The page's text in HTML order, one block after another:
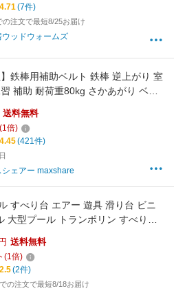
4.71(7件)
の注文で最短8/25お届け
ウッドウォームズ
】鉄棒用補助ベルト 鉄棒 逆上がり 室
補助 耐荷重80kg さかあがり ベル
ト 長さ 調整 遊具 男の子 女の子 子
こどもメモリ付き 1年保証 ★[送料無
]
送料無料
(1倍)
4.45(421件)
シェアー maxshare
すべり台 エアー 遊具 滑り台 ビニ
大型プール トランポリン すべり台
アー遊具 ウォータースライダー す
店屋さん アイスクリーム 誕生日 ボ
アウトドア 水遊び 夏休み プレゼン
円 送料無料
(1倍)
2.5(2件)
の注文で最短8/18お届け